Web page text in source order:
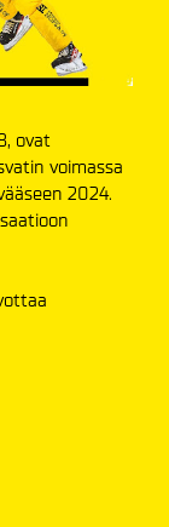
ovat
voimassa
2024.